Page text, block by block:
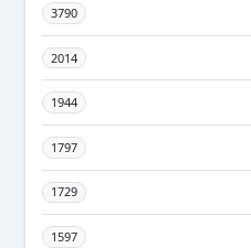
3790
2014
1944
1797
1729
1597